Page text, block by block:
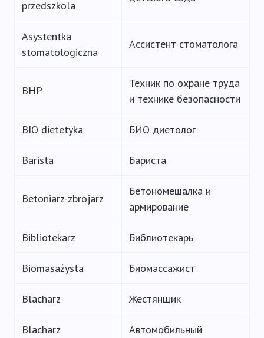
przedszkola
Asystentka
stomatologiczna
Ассистент стоматолога
BHP
Техник по охране труда
и технике безопасности
BIO dietetyka БИО диетолог
Barista Бариста
Betoniarz-zbrojarz
Бетономешалка и
армирование
Bibliotekarz Библиотекарь
Biomasażysta Биомассажист
Blacharz Жестянщик
Blacharz
Автомобильный